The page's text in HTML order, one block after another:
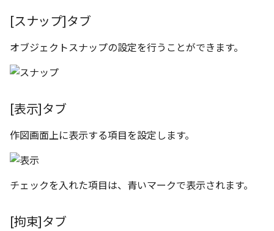
[スナップ]タブ
オブジェクトスナップの設定を行うことができます。
[表示]タブ
作図画面上に表示する項目を設定します。
チェックを入れた項目は、青いマークで表示されます。
[拘束]タブ